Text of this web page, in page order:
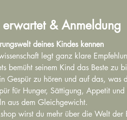
& Anmeldung
deines Kindes kennen
legt ganz klare
bemüht seinem Kind das Beste zu
Gespür zu hören und auf das,
für Hunger, Sättigung, Appetit
aus dem Gleichgewicht.
wirst du mehr über die Welt